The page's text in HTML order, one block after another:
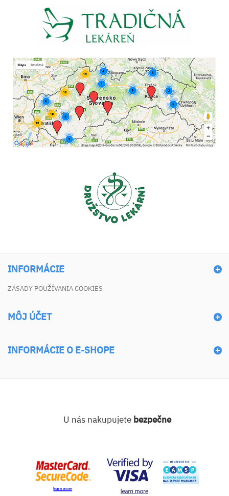
INFORMÁCIE
ZÁSADY POUŽÍVANIA COOKIES
MÔJ ÚČET
INFORMÁCIE O E-SHOPE
U nás nakupujete bezpečne